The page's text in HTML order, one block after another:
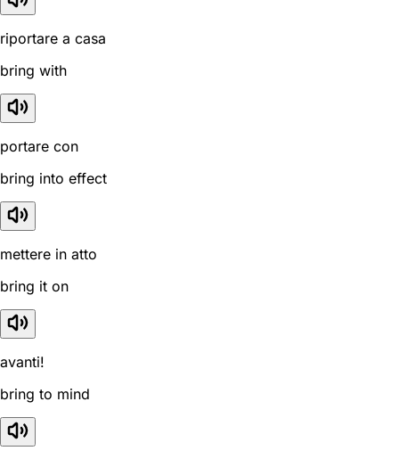
riportare a casa
bring with
portare con
bring into effect
mettere in atto
bring it on
avanti!
bring to mind